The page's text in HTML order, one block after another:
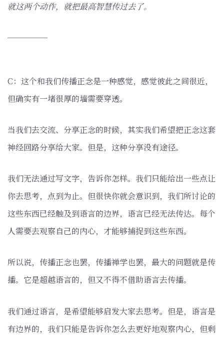
就这两个动作，就把最高智慧传过去了。
─────
C：这个和我们传播正念是一种感觉，感觉彼此之间很近，
但确实有一堵很厚的墙需要穿透。
当我们去交流、分享正念的时候，其实我们希望把正念这套
神经回路分享给大家。但是，这种分享没有途径。
我们无法通过写文字，告诉你怎样。我们只能给出一些点让
你去思考，点到为止。但很快你就会意识到，我们所讨论的
这些东西已经触及到语言的边界，语言已经无法传达。每个
人需要去观察自己的内心，才能够捕捉到这些东西。
所以说，传播正念也罢，传播禅学也罢，最大的问题就是传
播。它是超越语言的，但又不得不借助语言去传播。
我们通过语言，是希望能够启发大家去思考。但是，语言是
有边界的，我们只能是告诉你怎么去更好地观察内心，但剩